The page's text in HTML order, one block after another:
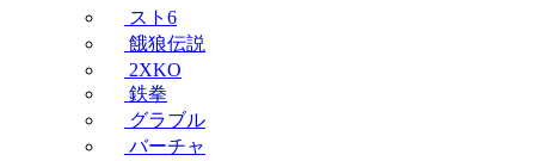
スト6
餓狼伝説
2XKO
鉄拳
グラブル
バーチャ